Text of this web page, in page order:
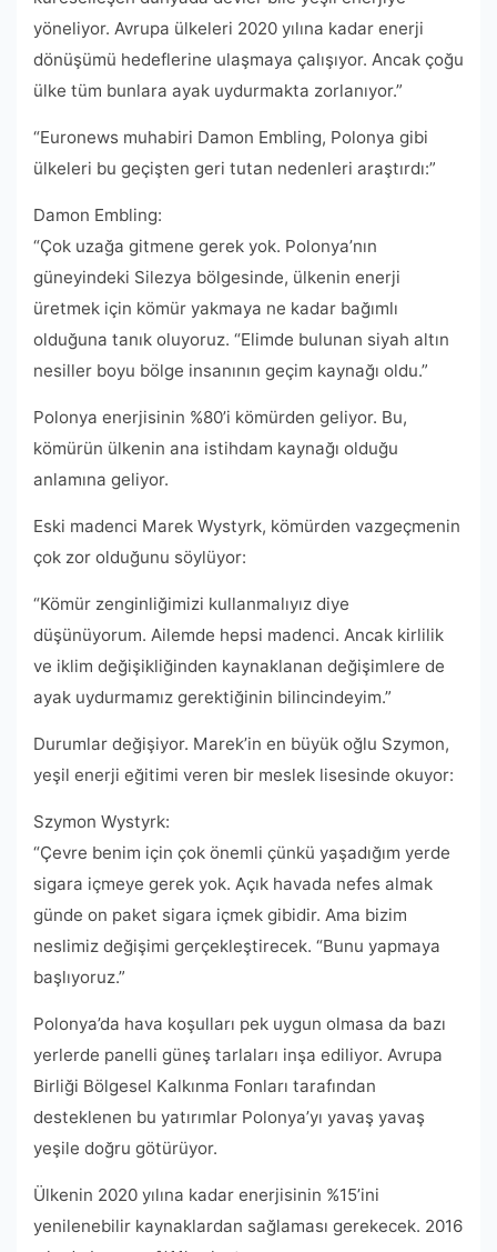
yöneliyor. Avrupa ülkeleri 2020 yılına kadar enerji
dönüşümü hedeflerine ulaşmaya çalışıyor. Ancak çoğu
ülke tüm bunlara ayak uydurmakta zorlanıyor.”
“Euronews muhabiri Damon Embling, Polonya gibi
ülkeleri bu geçişten geri tutan nedenleri araştırdı:”
Damon Embling:
“Çok uzağa gitmene gerek yok. Polonya’nın
güneyindeki Silezya bölgesinde, ülkenin enerji
üretmek için kömür yakmaya ne kadar bağımlı
olduğuna tanık oluyoruz. “Elimde bulunan siyah altın
nesiller boyu bölge insanının geçim kaynağı oldu.”
Polonya enerjisinin %80’i kömürden geliyor. Bu,
kömürün ülkenin ana istihdam kaynağı olduğu
anlamına geliyor.
Eski madenci Marek Wystyrk, kömürden vazgeçmenin
çok zor olduğunu söylüyor:
“Kömür zenginliğimizi kullanmalıyız diye
düşünüyorum. Ailemde hepsi madenci. Ancak kirlilik
ve iklim değişikliğinden kaynaklanan değişimlere de
ayak uydurmamız gerektiğinin bilincindeyim.”
Durumlar değişiyor. Marek’in en büyük oğlu Szymon,
yeşil enerji eğitimi veren bir meslek lisesinde okuyor:
Szymon Wystyrk:
“Çevre benim için çok önemli çünkü yaşadığım yerde
sigara içmeye gerek yok. Açık havada nefes almak
günde on paket sigara içmek gibidir. Ama bizim
neslimiz değişimi gerçekleştirecek. “Bunu yapmaya
başlıyoruz.”
Polonya’da hava koşulları pek uygun olmasa da bazı
yerlerde panelli güneş tarlaları inşa ediliyor. Avrupa
Birliği Bölgesel Kalkınma Fonları tarafından
desteklenen bu yatırımlar Polonya’yı yavaş yavaş
yeşile doğru götürüyor.
Ülkenin 2020 yılına kadar enerjisinin %15’ini
yenilenebilir kaynaklardan sağlaması gerekecek. 2016